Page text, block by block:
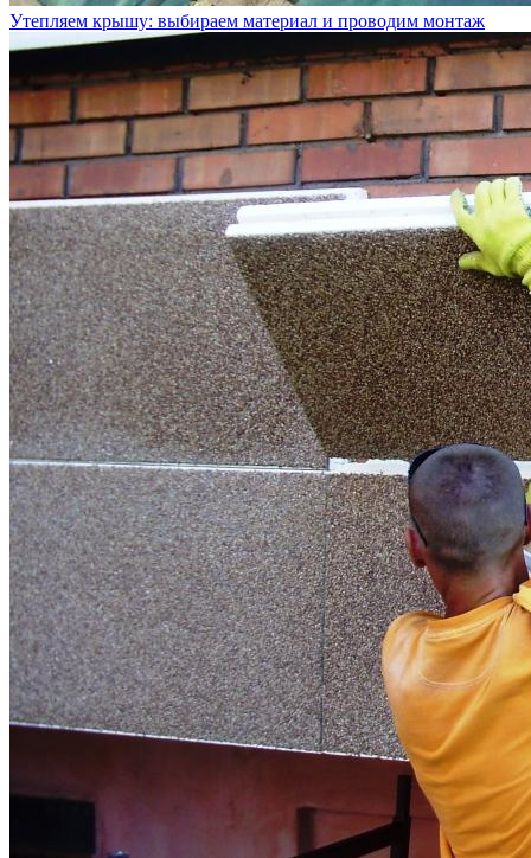
Утепляем крышу: выбираем материал и проводим монтаж